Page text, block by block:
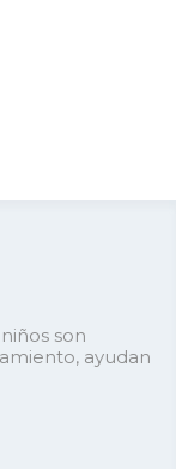
son
ayudan